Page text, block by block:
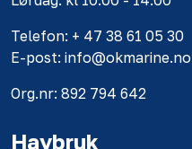
Telefon: + 47 38 61 05 30
E-post: info@okmarine.no
Org.nr: 892 794 642
Havbruk